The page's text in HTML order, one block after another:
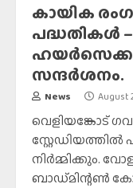
കായിക
പദ്ധതികൾ
സന്ദർശനം.
News August
വെളിയങ്കോട്
സ്റ്റേഡിയത്തിൽ
നിർമ്മിക്കും.
ബാഡ്മിന്റൺ